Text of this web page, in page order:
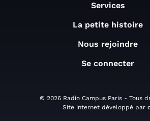
Services
La petite histoire
Nous rejoindre
Se connecter
© 2026 Radio Campus Paris - Tous
Site internet développé par